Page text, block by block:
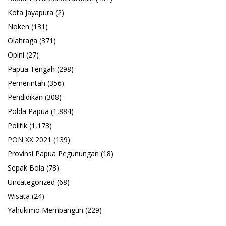
Kota Jayapura (2)
Noken (131)
Olahraga (371)
Opini (27)
Papua Tengah (298)
Pemerintah (356)
Pendidikan (308)
Polda Papua (1,884)
Politik (1,173)
PON XX 2021 (139)
Provinsi Papua Pegunungan (18)
Sepak Bola (78)
Uncategorized (68)
Wisata (24)
Yahukimo Membangun (229)